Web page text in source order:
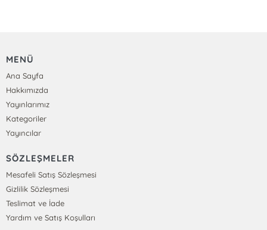
MENÜ
Ana Sayfa
Hakkımızda
Yayınlarımız
Kategoriler
Yayıncılar
SÖZLEŞMELER
Mesafeli Satış Sözleşmesi
Gizlilik Sözleşmesi
Teslimat ve İade
Yardım ve Satış Koşulları